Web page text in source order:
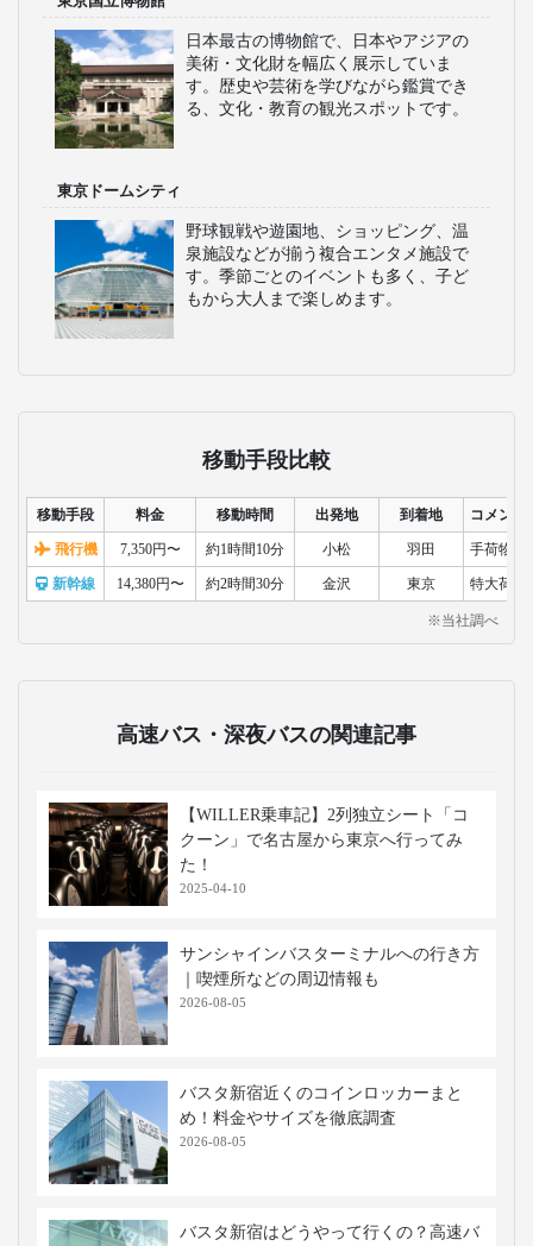
日本最古の博物館で、日本やアジアの
美術・文化財を幅広く展示していま
す。歴史や芸術を学びながら鑑賞でき
る、文化・教育の観光スポットです。
東京ドームシティ
野球観戦や遊園地、ショッピング、温
泉施設などが揃う複合エンタメ施設で
す。季節ごとのイベントも多く、子ど
もから大人まで楽しめます。
移動手段比較
移動手段 料金 移動時間 出発地 到着地 コメント
飛行機 7,350円〜 約1時間10分 小松 羽田 手荷物検
新幹線 14,380円〜 約2時間30分 金沢 東京 特大荷物
※当社調べ
高速バス・深夜バスの関連記事
【WILLER乗車記】2列独立シート「コ
クーン」で名古屋から東京へ行ってみ
た！
2025-04-10
サンシャインバスターミナルへの行き方
｜喫煙所などの周辺情報も
2026-08-05
バスタ新宿近くのコインロッカーまと
め！料金やサイズを徹底調査
2026-08-05
バスタ新宿はどうやって行くの？高速バ